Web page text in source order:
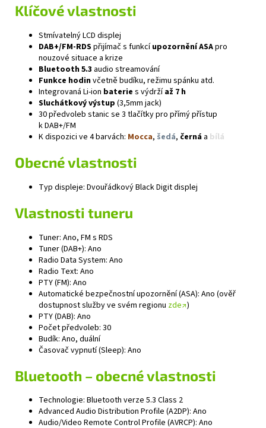
Klíčové vlastnosti
Stmívatelný LCD displej
DAB+/FM-RDS přijímač s funkcíupozornění ASApro
nouzové situace a krize
Bluetooth 5.3 audio streamování
Funkce hodinvčetně budíku, režimu spánku atd.
Integrovaná Li-ion baterie s výdržíaž 7 h
Sluchátkový výstup (3,5mm jack)
30 předvoleb stanic se 3 tlačítky pro přímý přístup
k DAB+/FM
K dispozici ve 4 barvách: Mocca, šedá, černá a bílá
Obecné vlastnosti
Typ displeje: Dvouřádkový Black Digit displej
Vlastnosti tuneru
Tuner: Ano, FM s RDS
Tuner (DAB+): Ano
Radio Data System: Ano
Radio Text: Ano
PTY (FM): Ano
Automatické bezpečnostní upozornění (ASA): Ano (ověř
dostupnost služby ve svém regionu zde↗)
PTY (DAB): Ano
Počet předvoleb: 30
Budík: Ano, duální
Časovač vypnutí (Sleep): Ano
Bluetooth – obecné vlastnosti
Technologie: Bluetooth verze 5.3 Class 2
Advanced Audio Distribution Profile (A2DP): Ano
Audio/Video Remote Control Profile (AVRCP): Ano